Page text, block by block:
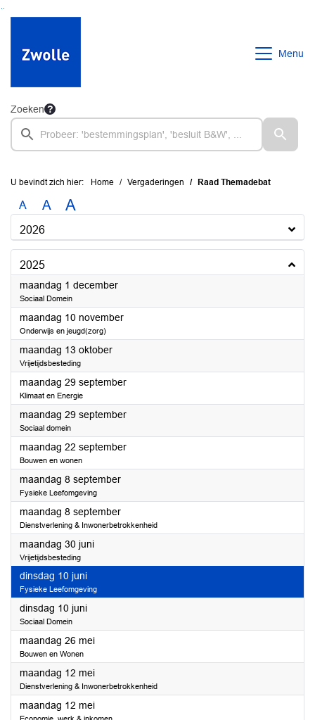
Ga naar de inhoud van deze pagina
Ga naar het zoeken
Ga naar het menu
Menu
Zoeken
U bevindt zich hier: Home Vergaderingen Raad Themadebat
A A A
2026
2025
maandag 1 december2025
Sociaal Domein
maandag 10 november2025
Onderwijs en jeugd(zorg)
maandag 13 oktober2025
Vrijetijdsbesteding
maandag 29 september2025
Klimaat en Energie
maandag 29 september2025
Sociaal domein
maandag 22 september2025
Bouwen en wonen
maandag 8 september2025
Fysieke Leefomgeving
maandag 8 september2025
Dienstverlening & Inwonerbetrokkenheid
maandag 30 juni2025
Vrijetijdsbesteding
dinsdag 10 juni2025
Fysieke Leefomgeving
dinsdag 10 juni2025
Sociaal Domein
maandag 26 mei2025
Bouwen en Wonen
maandag 12 mei2025
Dienstverlening & Inwonerbetrokkenheid
maandag 12 mei2025